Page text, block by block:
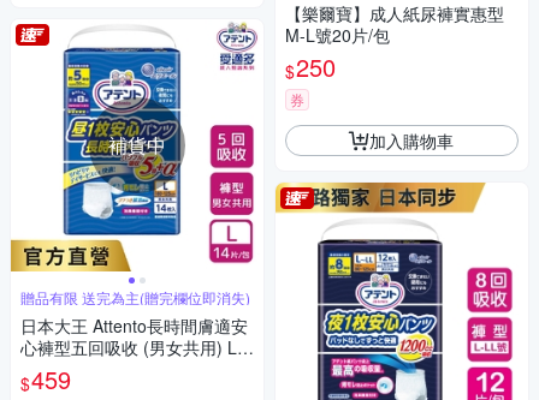
補貨中
贈品有限 送完為主(贈完欄位即消失)
日本大王 Attento長時間膚適安
心褲型五回吸收 (男女共用) L-L
L(14片/包)
$459
【樂爾寶】成人紙尿褲實惠型
M-L號20片/包
$250
券
加入購物車